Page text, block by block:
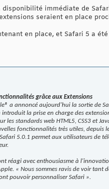
immédiate de
seraient en place
en place, et Safari 5 a
grâce aux Extensions
a annoncé aujourd'hui la sortie de
la prise en charge des
les standards web HTML5, CSS3 et
fonctionnalités très utiles,
5.0.1 permet aux utilisateurs de
réagi avec enthousiasme à
« Nous sommes ravis de voir tant
pouvoir personnaliser Safari ».